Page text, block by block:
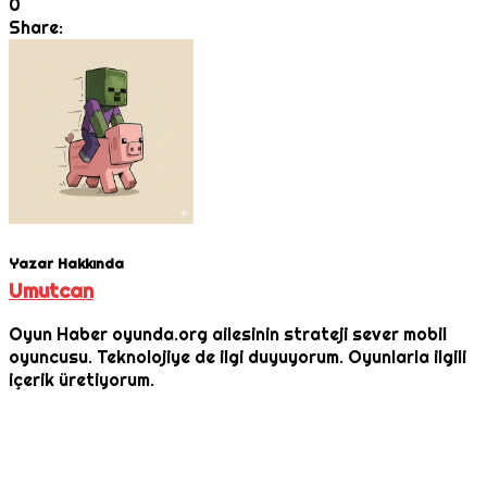
0
Share:
Yazar Hakkında
Umutcan
Oyun Haber oyunda.org ailesinin strateji sever mobil
oyuncusu. Teknolojiye de ilgi duyuyorum. Oyunlarla ilgili
içerik üretiyorum.